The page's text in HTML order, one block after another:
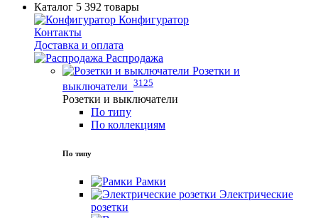
Каталог 5 392 товары
Конфигуратор
Контакты
Доставка и оплата
Распродажа
Розетки и
выключатели 3125
Розетки и выключатели
По типу
По коллекциям
По типу
Рамки
Электрические
розетки